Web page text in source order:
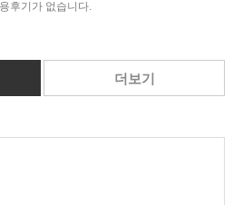
후기가 없습니다.
더보기